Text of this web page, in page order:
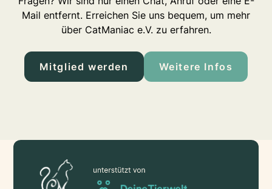
Mail entfernt. Erreichen Sie uns bequem, um mehr
über CatManiac e.V. zu erfahren.
Mitglied werden Weitere Infos